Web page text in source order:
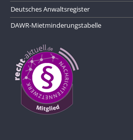
Deutsches Anwaltsregister
DAWR-Mietminderungstabelle